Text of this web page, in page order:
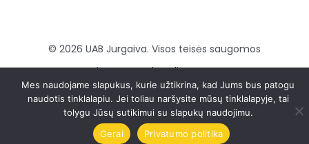
© 2026 UAB Jurgaiva. Visos teisės saugomos
Sukurta:Brandmedia agency
Mes naudojame slapukus, kurie užtikrina, kad Jums bus patogu
naudotis tinklalapiu. Jei toliau naršysite mūsų tinklalapyje, tai
tolygu Jūsų sutikimui su slapukų naudojimu.
Gerai
Privatumo politika